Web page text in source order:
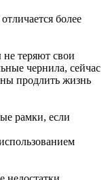
более
теряют свои
чернила, сейчас
продлить жизнь
рамки, если